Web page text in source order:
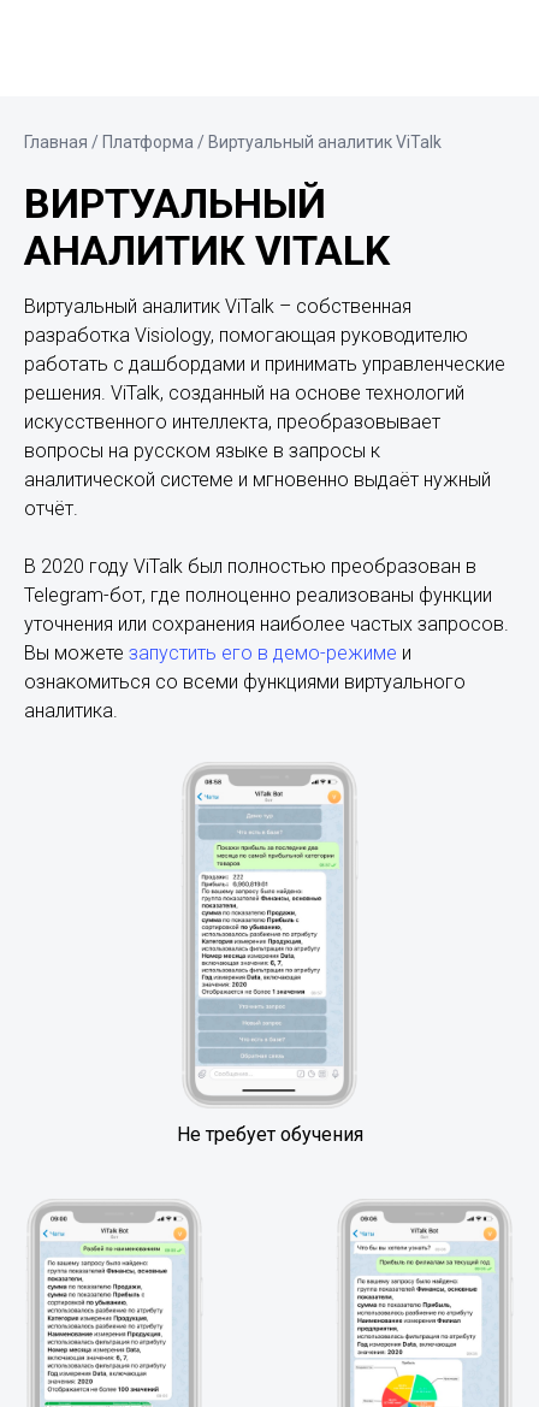
Главная / Платформа / Виртуальный аналитик ViTalk
ВИРТУАЛЬНЫЙ
АНАЛИТИК VITALK
Виртуальный аналитик ViTalk – собственная
разработка Visiology, помогающая руководителю
работать с дашбордами и принимать управленческие
решения. ViTalk, созданный на основе технологий
искусственного интеллекта, преобразовывает
вопросы на русском языке в запросы к
аналитической системе и мгновенно выдаёт нужный
отчёт.
В 2020 году ViTalk был полностью преобразован в
Telegram-бот, где полноценно реализованы функции
уточнения или сохранения наиболее частых запросов.
Вы можете запустить его в демо-режиме и
ознакомиться со всеми функциями виртуального
аналитика.
Не требует обучения